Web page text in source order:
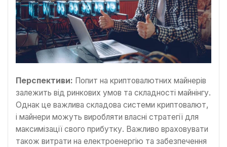
Перспективи: Попит на криптовалютних майнерів
залежить від ринкових умов та складності майнінгу.
Однак це важлива складова системи криптовалют,
і майнери можуть виробляти власні стратегії для
максимізації свого прибутку. Важливо враховувати
також витрати на електроенергію та забезпечення